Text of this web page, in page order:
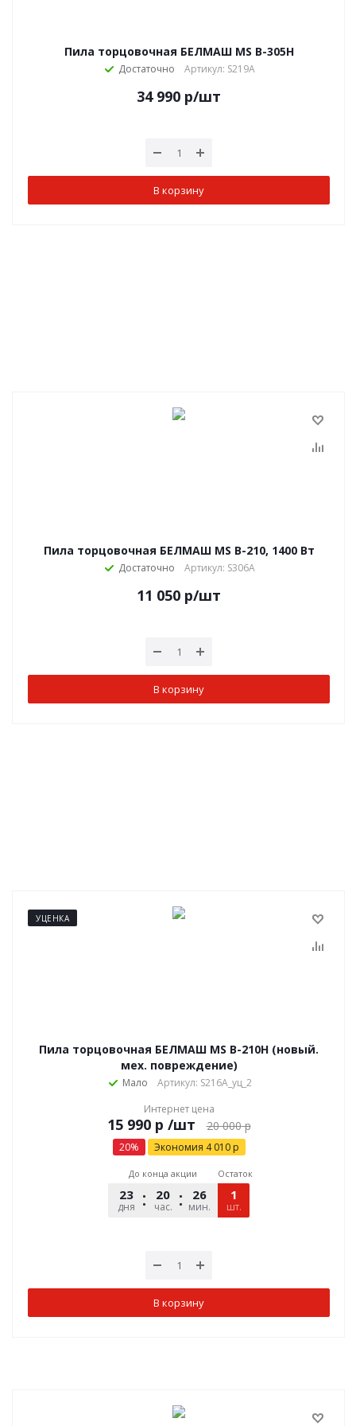
Пила торцовочная БЕЛМАШ MS B-305H
Достаточно Артикул: S219A
34 990 р/шт
В корзину
Пила торцовочная БЕЛМАШ MS B-210, 1400 Вт
Достаточно Артикул: S306A
11 050 р/шт
В корзину
УЦЕНКА
Пила торцовочная БЕЛМАШ MS B-210H (новый.
мех. повреждение)
Мало
Артикул: S216A_уц_2
Интернет цена
р /шт 20 000р
20% Экономия 4 010р
До конца акции
23
дня
20
час.
26
мин.
05
сек.
Остаток
1
шт.
В корзину